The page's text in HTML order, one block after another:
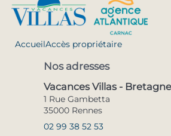
AccueilAccès propriétaire
Nos adresses
Vacances Villas -
1 Rue Gambetta
35000 Rennes
02 99 38 52 53